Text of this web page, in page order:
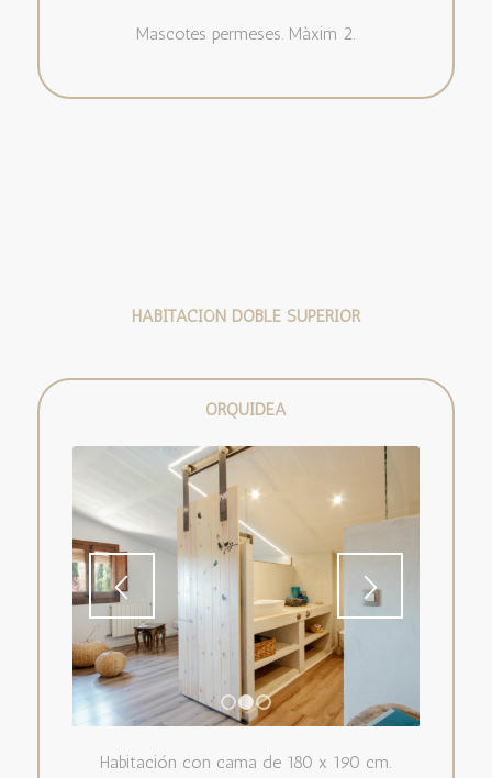
Mascotes permeses. Màxim 2.
HABITACIÓN DOBLE SUPERIOR
ORQUÍDEA
1 2 3
Habitación con cama de 180 x 190 cm.